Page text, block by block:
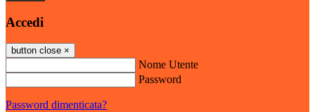
Accedi
button close ×
Nome Utente
Password
Password dimenticata?